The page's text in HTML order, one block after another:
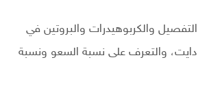
والكربوهيدرات والبروتين في
دايت، والتعرف على نسبة السعو ونسبة